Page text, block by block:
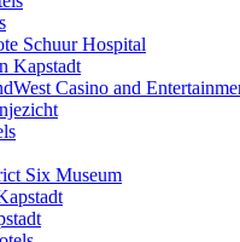
Schuur Hospital
Kapstadt
Casino and
Six Museum